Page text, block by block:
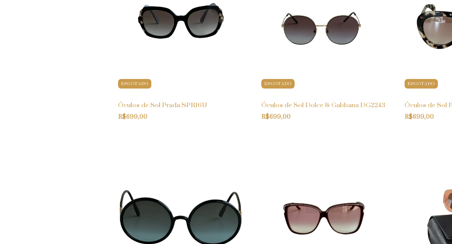
ESGOTADO
Óculos de Sol Prada SPR16U
R$699,00
ESGOTADO
Óculos de Sol Dolce & Gabbana DG2243
R$699,00
ESGOTADO
Óculos de Sol
R$699,00